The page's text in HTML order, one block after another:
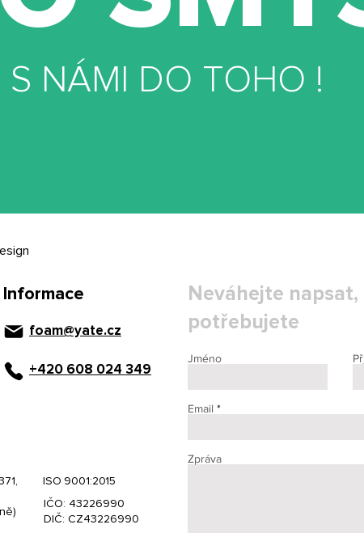
S NÁMI DO TOHO !
Informace
foam@yate.cz
+420 608 024 349
ISO 9001:2015
IČO: 43226990
DIČ: CZ43226990
Neváhejte napsat,
potřebujete
Jméno
Email
Zpráva